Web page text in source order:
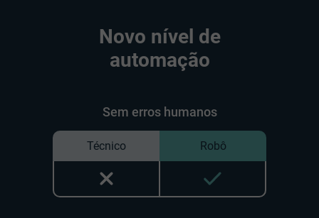
Novo nível de
automação
Sem erros humanos
Técnico Robô